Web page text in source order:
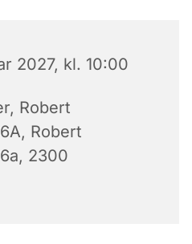
2027, kl. 10:00
Robert
Robert
2300